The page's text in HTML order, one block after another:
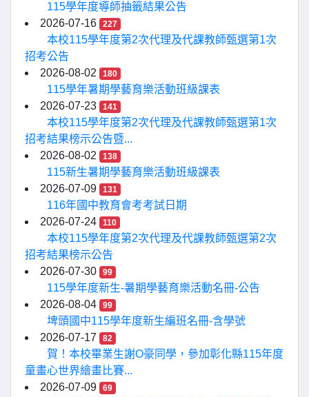
115學年度導師抽籤結果公告
2026-07-16
227
本校115學年度第2次代理及代課教師甄選第1次
招考公告
2026-08-02
180
115學年暑期學藝育樂活動班級課表
2026-07-23
141
本校115學年度第2次代理及代課教師甄選第1次
招考結果榜示公告暨...
2026-08-02
138
115新生暑期學藝育樂活動班級課表
2026-07-09
131
116年國中教育會考考試日期
2026-07-24
110
本校115學年度第2次代理及代課教師甄選第2次
招考結果榜示公告
2026-07-30
99
115學年度新生-暑期學藝育樂活動名冊-公告
2026-08-04
99
埤頭國中115學年度新生編班名冊-含學號
2026-07-17
82
賀！本校畢業生謝O豪同學，參加彰化縣115年度
童畫心世界繪畫比賽...
2026-07-09
69